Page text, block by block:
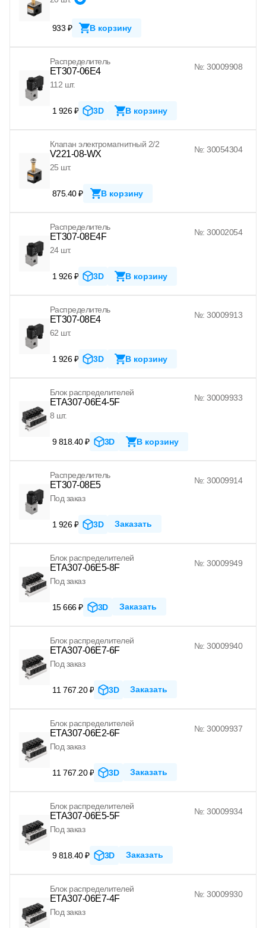
933 ₽ В корзину
Распределитель
ET307-06E4
№: 30009908
112 шт.
1 926 ₽ 3D В корзину
Клапан электромагнитный 2/2
V221-08-WX
№: 30054304
25 шт.
875.40 ₽ В корзину
Распределитель
ET307-08E4F
№: 30002054
24 шт.
1 926 ₽ 3D В корзину
Распределитель
ET307-08E4
№: 30009913
62 шт.
1 926 ₽ 3D В корзину
Блок распределителей
ETA307-06E4-5F
№: 30009933
8 шт.
9 818.40 ₽ 3D В корзину
Распределитель
ET307-08E5
№: 30009914
Под заказ
1 926 ₽ 3D Заказать
Блок распределителей
ETA307-06E5-8F
№: 30009949
Под заказ
15 666 ₽ 3D Заказать
Блок распределителей
ETA307-06E7-6F
№: 30009940
Под заказ
11 767.20 ₽ 3D Заказать
Блок распределителей
ETA307-06E2-6F
№: 30009937
Под заказ
11 767.20 ₽ 3D Заказать
Блок распределителей
ETA307-06E5-5F
№: 30009934
Под заказ
9 818.40 ₽ 3D Заказать
Блок распределителей
ETA307-06E7-4F
№: 30009930
Под заказ